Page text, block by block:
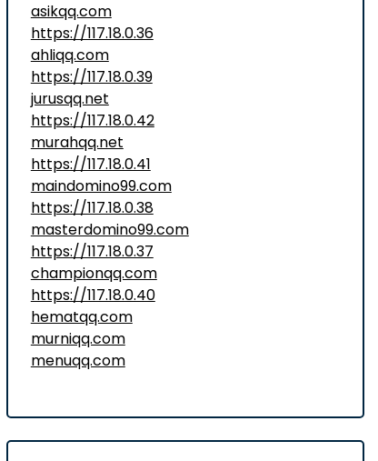
asikqq.com
https://117.18.0.36
ahliqq.com
https://117.18.0.39
jurusqq.net
https://117.18.0.42
murahqq.net
https://117.18.0.41
maindomino99.com
https://117.18.0.38
masterdomino99.com
https://117.18.0.37
championqq.com
https://117.18.0.40
hematqq.com
murniqq.com
menuqq.com